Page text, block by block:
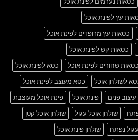
עץ לפינת אוכל
כסאות עץ מרופדים לפינת אוכל
כסאות קש לפינת אוכל
כסאות שחורים לפינת אוכל
כסא לפינת אוכל
לשולחן אוכל
כסא מעוצב לפינת אוכל
עיצוב פנים פינת אוכל
פינת אוכל מעוצבת
שולחן אוכל עגול
שולחן אוכל קטן
נפתח
שולחן פינת אוכל